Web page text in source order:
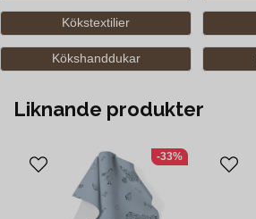
Kökstextilier
Kökshanddukar
Liknande produkter
-33%